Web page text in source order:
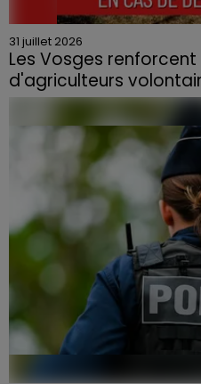
31 juillet 2026
Les Vosges
d'agriculteurs
Face à la sécheresse et
la Chambre d'agriculture
aux agriculteurs